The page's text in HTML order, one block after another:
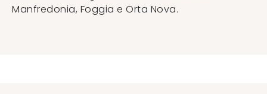
Manfredonia, Foggia e Orta Nova.